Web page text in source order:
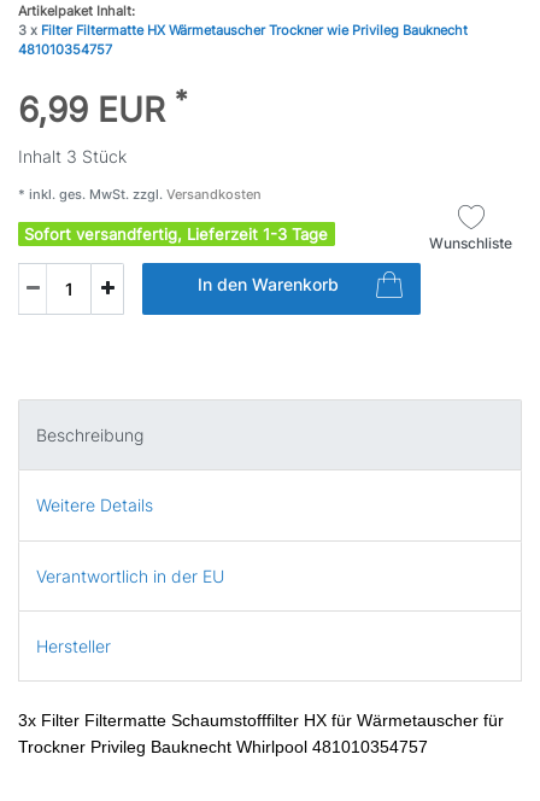
Artikelpaket Inhalt:
3 x Filter Filtermatte HX Wärmetauscher Trockner wie Privileg Bauknecht
481010354757
6,99 EUR *
Inhalt 3 Stück
* inkl. ges. MwSt. zzgl. Versandkosten
Sofort versandfertig, Lieferzeit 1-3 Tage
In den Warenkorb
Wunschliste
Beschreibung
Weitere Details
Verantwortlich in der EU
Hersteller
3x Filter Filtermatte Schaumstofffilter HX für Wärmetauscher für
Trockner Privileg Bauknecht Whirlpool 481010354757